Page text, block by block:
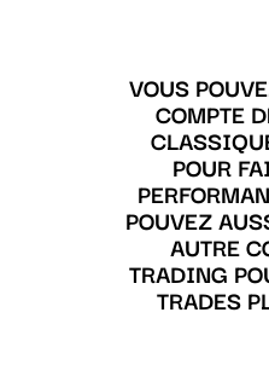
VOUS
COMPTE
POUR
POUVEZ
AUTRE
TRADING
TRADES